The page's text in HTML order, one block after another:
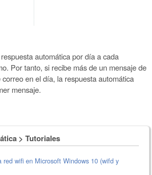
automática por día a cada
Por tanto, si recibe más de un mensaje de
en el día, la respuesta automática
mensaje.
> Tutoriales
red wifi en Microsoft Windows 10 (wifd y